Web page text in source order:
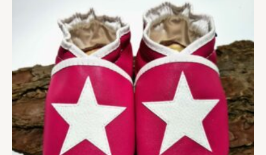
prix :
35,00 €
à
42,00 €